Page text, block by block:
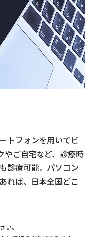
トフォンを用いてビ
やご自宅など、診療時
診療可能。パソコン
れば、日本全国どこ
い。